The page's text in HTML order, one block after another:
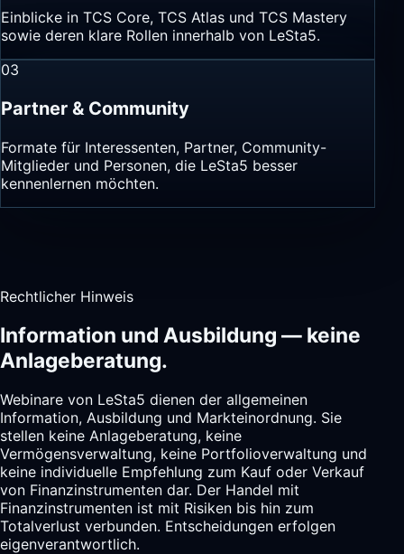
Einblicke in TCS Core, TCS Atlas und TCS Mastery
sowie deren klare Rollen innerhalb von LeSta5.
03
Partner & Community
Formate für Interessenten, Partner, Community-
Mitglieder und Personen, die LeSta5 besser
kennenlernen möchten.
Rechtlicher Hinweis
Information und Ausbildung — keine
Anlageberatung.
Webinare von LeSta5 dienen der allgemeinen
Information, Ausbildung und Markteinordnung. Sie
stellen keine Anlageberatung, keine
Vermögensverwaltung, keine Portfolioverwaltung und
keine individuelle Empfehlung zum Kauf oder Verkauf
von Finanzinstrumenten dar. Der Handel mit
Finanzinstrumenten ist mit Risiken bis hin zum
Totalverlust verbunden. Entscheidungen erfolgen
eigenverantwortlich.